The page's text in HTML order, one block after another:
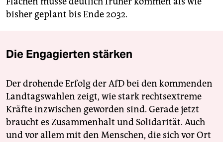
bisher geplant bis Ende 2032.
Die Engagierten stärken
Der drohende Erfolg der AfD bei den kommenden
Landtagswahlen zeigt, wie stark rechtsextreme
Kräfte inzwischen geworden sind. Gerade jetzt
braucht es Zusammenhalt und Solidarität. Auch
und vor allem mit den Menschen, die sich vor Ort